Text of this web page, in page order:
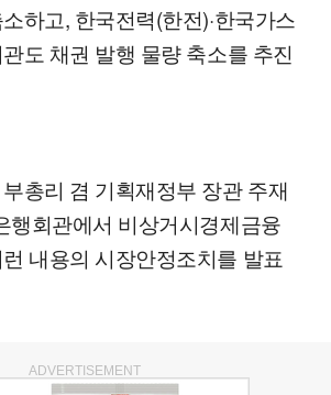
하고, 한국전력(한전)·한국가스
도 채권 발행 물량 축소를 추진
총리 겸 기획재정부 장관 주재
행회관에서 비상거시경제금융
내용의 시장안정조치를 발표
ADVERTISEMENT